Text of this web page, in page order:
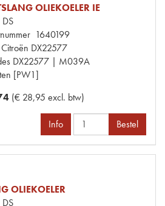
OLIEKOELER IE
DS
1640199
DX22577
DX22577 | M039A
[PW1]
(€ 28,95 excl. btw)
Info Bestel
OLIEKOELER
DS